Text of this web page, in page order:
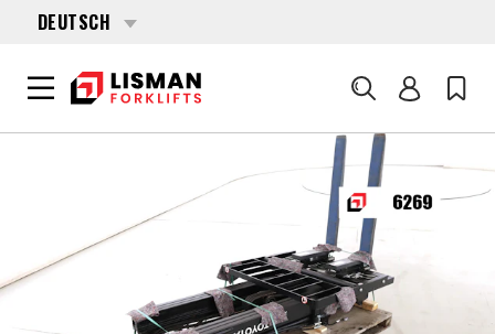
DEUTSCH
Suche
ANBAUGERÄTE
6269 TOYOTA FSV-4700